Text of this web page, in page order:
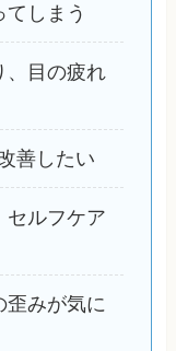
しまう
、目の疲れ
善したい
セルフケア
歪みが気に